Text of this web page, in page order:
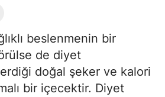
beslenmenin bir
de diyet
doğal şeker ve kalori
bir içecektir. Diyet